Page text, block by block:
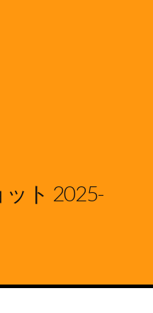
ト 2025-